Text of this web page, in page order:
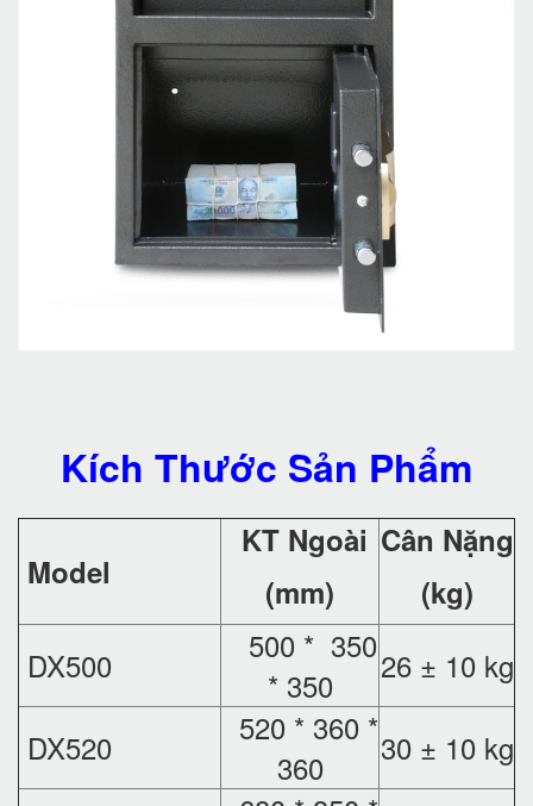
Kích Thước Sản Phẩm
Model
KT Ngoài
(mm)
Cân Nặng
(kg)
DX500
500 * 350
* 350
26 ± 10 kg
DX520
520 * 360 *
360
30 ± 10 kg